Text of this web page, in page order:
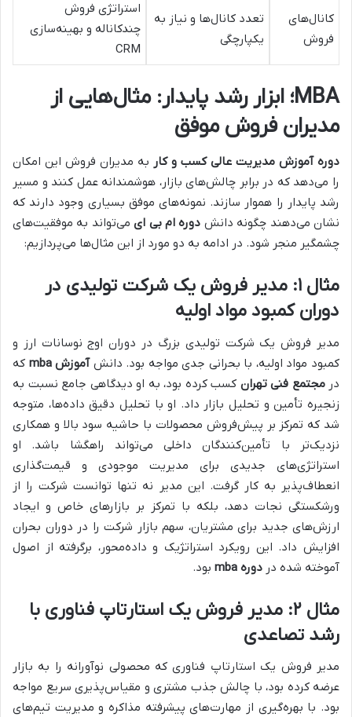
کانال‌های
فروش
تعدد کانال‌ها و نیاز به
یکپارچگی
استراتژی فروش
چندکاناله و بهینه‌سازی
CRM
MBA؛ ابزار رشد پایدار: مثال‌هایی از
مدیران فروش موفق
دوره آموزش مدیریت عالی کسب و کار به مدیران فروش این امکان
را می‌دهد که در برابر چالش‌های بازار، هوشمندانه عمل کنند و مسیر
رشد پایدار را هموار سازند. نمونه‌های موفق بسیاری وجود دارند که
نشان می‌دهند چگونه دانش دوره ام بی ایمی‌تواند به موفقیت‌های
چشمگیر منجر شود. در ادامه به دو مورد از این مثال‌ها می‌پردازیم:
مثال ۱: مدیر فروش یک شرکت تولیدی در
دوران کمبود مواد اولیه
مدیر فروش یک شرکت تولیدی بزرگ در دوران اوج نوسانات ارز و
کمبود مواد اولیه، با بحرانی جدی مواجه بود. دانشآموزش mba
که
درمجتمع فنی تهران کسب کرده بود، به او دیدگاهی جامع نسبت به
زنجیره تأمین و تحلیل بازار داد. او با تحلیل دقیق داده‌ها، متوجه
شد که تمرکز بر پیش‌فروش محصولات با حاشیه سود بالا و همکاری
نزدیک‌تر با تأمین‌کنندگان داخلی می‌تواند راهگشا باشد. او
استراتژی‌های جدیدی برای مدیریت موجودی و قیمت‌گذاری
انعطاف‌پذیر به کار گرفت. این مدیر نه تنها توانست شرکت را از
ورشکستگی نجات دهد، بلکه با تمرکز بر بازارهای خاص و ایجاد
ارزش‌های جدید برای مشتریان، سهم بازار شرکت را در دوران بحران
افزایش داد. این رویکرد استراتژیک و داده‌محور، برگرفته از اصول
آموخته شده در دوره mba بود.
مثال ۲: مدیر فروش یک استارتاپ فناوری با
رشد تصاعدی
مدیر فروش یک استارتاپ فناوری که محصولی نوآورانه را به بازار
عرضه کرده بود، با چالش جذب مشتری و مقیاس‌پذیری سریع مواجه
بود. با بهره‌گیری از مهارت‌های پیشرفته مذاکره و مدیریت تیم‌های